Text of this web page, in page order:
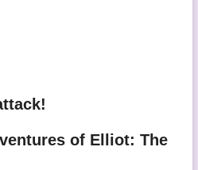
of Elliot: The